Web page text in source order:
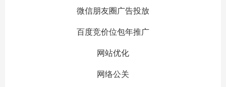
微信朋友圈广告投放
百度竞价位包年推广
网站优化
网络公关